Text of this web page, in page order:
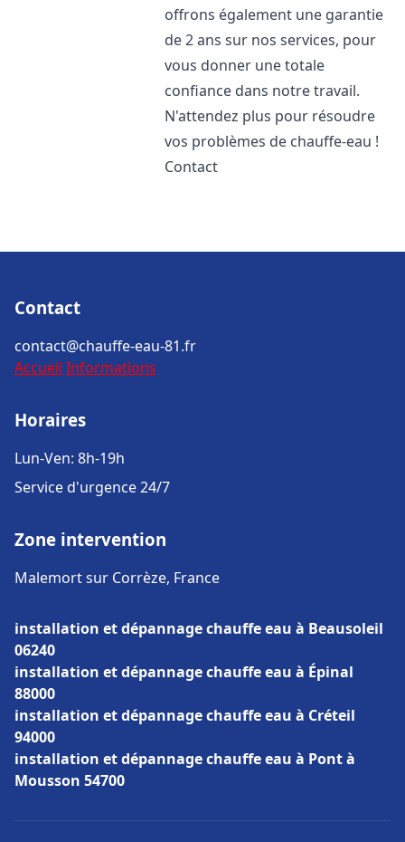
offrons également une garantie
de 2 ans sur nos services, pour
vous donner une totale
confiance dans notre travail.
N'attendez plus pour résoudre
vos problèmes de chauffe-eau !
Contact
Contact
contact@chauffe-eau-81.fr
Accueil Informations
Horaires
Lun-Ven: 8h-19h
Service d'urgence 24/7
Zone intervention
Malemort sur Corrèze, France
installation et dépannage chauffe eau à Beausoleil
06240
installation et dépannage chauffe eau à Épinal
88000
installation et dépannage chauffe eau à Créteil
94000
installation et dépannage chauffe eau à Pont à
Mousson 54700